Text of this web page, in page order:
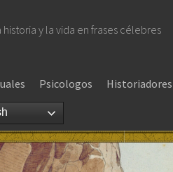
historia y la vida en frases célebres
Psicologos Historiadores